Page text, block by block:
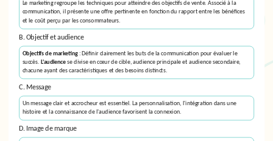
Le marketingregroupe les techniques pour atteindre des objectifs de vente. Associé à la
communication, il présente une offre pertinente en fonction du rapport entre les bénéfices
et le coût perçu par les consommateurs.
B. Objectif et audience
Objectifs de marketing: Définir clairement les buts de la communication pour évaluer le
succès. L'audience se divise en cœur de cible, audience principale et audience secondaire,
chacune ayant des caractéristiques et des besoins distincts.
C. Message
Unmessage clair et accrocheurest essentiel. La personnalisation, l'intégration dans une
histoire et la connaissance de l'audience favorisent la connexion.
D. Image de marque